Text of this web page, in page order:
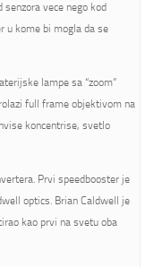
vece nego kod
u kome bi mogla da se
lampe sa “zoom”
full frame objektivom na
koncentrise, svetlo
Prvi speedbooster je
optics. Brian Caldwell je
kao prvi na svetu oba